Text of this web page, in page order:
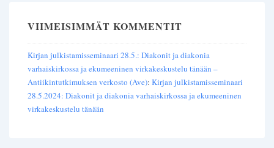
VIIMEISIMMÄT KOMMENTIT
Kirjan julkistamisseminaari 28.5.: Diakonit ja diakonia
varhaiskirkossa ja ekumeeninen virkakeskustelu tänään –
Antiikintutkimuksen verkosto (Ave): Kirjan julkistamisseminaari
28.5.2024: Diakonit ja diakonia varhaiskirkossa ja ekumeeninen
virkakeskustelu tänään